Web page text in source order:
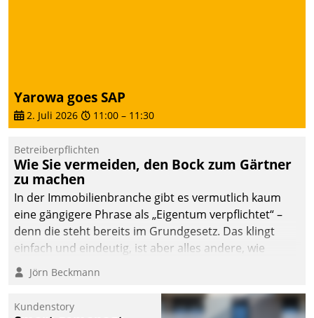
zielgerichtete
Mieterbefragungen – eine
starke Grundlage für
intelligente,
datengestützte
Entscheidungen.
Yarowa goes SAP
2. Juli 2026 11:00 – 11:30
Betreiberpflichten
Wie Sie vermeiden, den Bock zum Gärtner
zu machen
In der Immobilienbranche gibt es vermutlich kaum
eine gängigere Phrase als „Eigentum verpflichtet“ –
denn die steht bereits im Grundgesetz. Das klingt
einfach und eindeutig, ist aber alles andere, wie
Branchenbeschäftigte wissen. Denn mit der
Verantwortung folgen Verpflichtungen.
Jörn Beckmann
Kundenstory